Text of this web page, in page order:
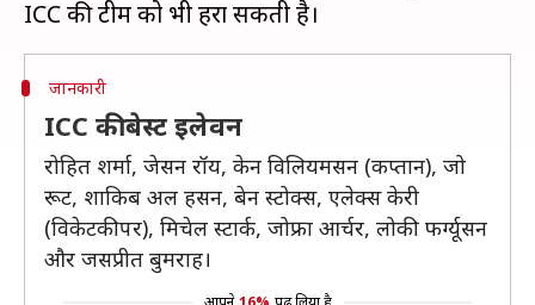
जानकारी
ICC की बेस्ट इलेवन
रोहित शर्मा, जेसन रॉय, केन विलियमसन (कप्तान), जो
रूट, शाकिब अल हसन, बेन स्टोक्स, एलेक्स केरी
(विकेटकीपर), मिचेल स्टार्क, जोफ्रा आर्चर, लोकी फर्ग्यूसन
और जसप्रीत बुमराह।